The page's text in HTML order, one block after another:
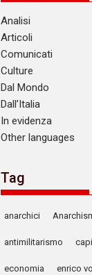
Analisi
Articoli
Comunicati
Culture
Dal Mondo
Dall’Italia
In evidenza
Other languages
Tag
anarchici
antimilitarismo
economia enrico